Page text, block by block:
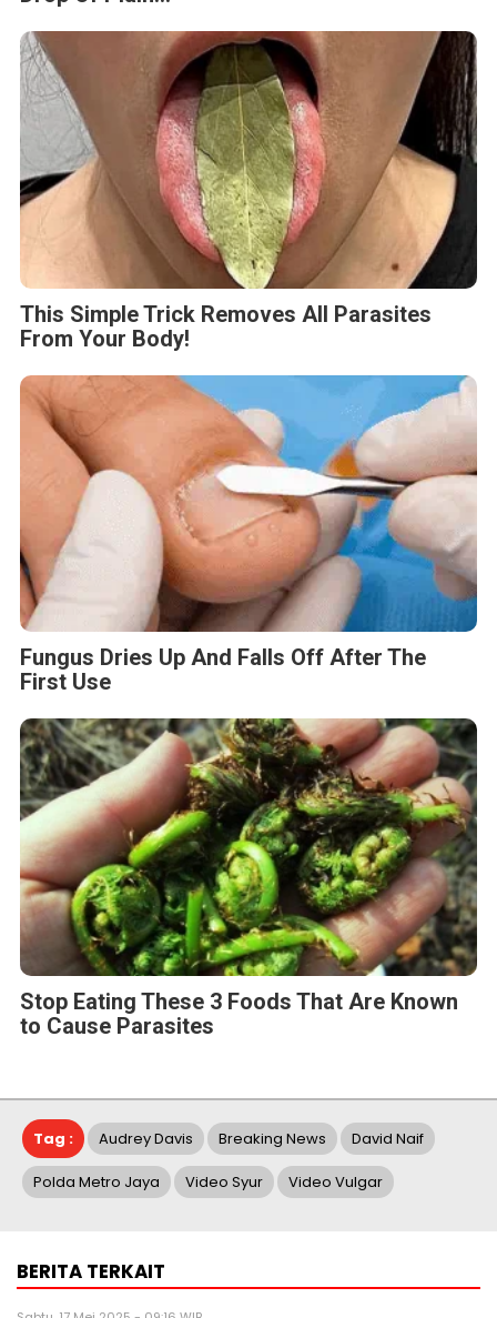
Fungus Is A Parasite, And It Dies From A
Drop Of Plain...
This Simple Trick Removes All Parasites
From Your Body!
First Use
Tag : Audrey Davis Breaking News David Naif